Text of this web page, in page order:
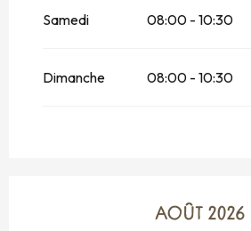
Samedi 08:00 - 10:30
Dimanche 08:00 - 10:30
AOÛT 2026